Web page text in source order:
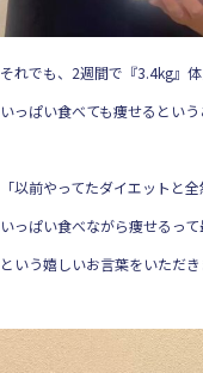
それでも、2週間で『3.4kg』体
いっぱい食べても痩せるとい
「以前やってたダイエットと
いっぱい食べながら痩せるって
という嬉しいお言葉をいただ